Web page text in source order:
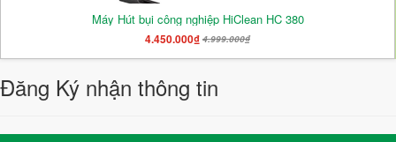
Máy Hút bụi công nghiệp HiClean HC 380
4.450.000₫ 4.999.000₫
Đăng Ký nhận thông tin